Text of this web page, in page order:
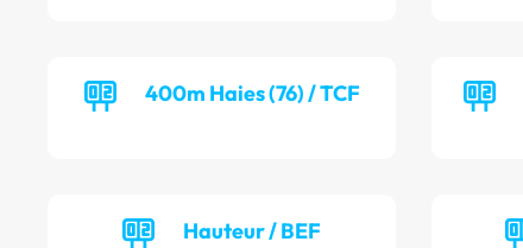
400m Haies (76) / TCF
Hauteur / BEF